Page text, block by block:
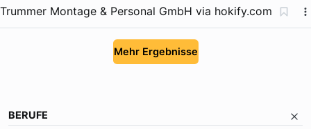
Trummer Montage & Personal GmbH via hokify.com
Mehr Ergebnisse
BERUFE